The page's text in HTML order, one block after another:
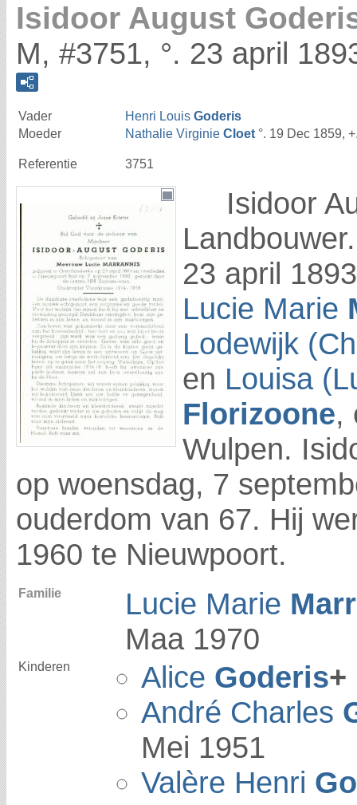
Isidoor August
M, #3751, °. 23 april
Vader Henri Louis Goderis
Moeder
Nathalie Virginie Cloet °. 19 Dec 1859,
Referentie 3751
Isidoor
23 april
Lucie Marie
Lodewijk
en Louisa
Florizoone,
Wulpen.
op woensdag, 7
ouderdom van 67. Hij
1960 te Nieuwpoort.
Familie Lucie Marie
Maa 1970
Kinderen Alice Goderis+
André Charles
Mei 1951
Valère Henri